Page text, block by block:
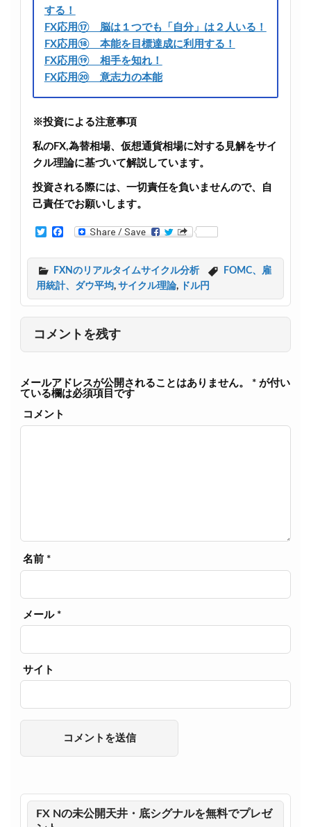
する！
FX応用⑰ 脳は１つでも「自分」は２人いる！
FX応用⑱ 本能を目標達成に利用する！
FX応用⑲ 相手を知れ！
FX応用⑳ 意志力の本能
※投資による注意事項
私のFX,為替相場、仮想通貨相場に対する見解をサイ
クル理論に基づいて解説しています。
投資される際には、一切責任を負いませんので、自
己責任でお願いします。
t
e
r
e
b
o
o
k
FXNのリアルタイムサイクル分析
FOMC、雇
用統計、ダウ平均, サイクル理論, ドル円
コメントを残す
メールアドレスが公開されることはありません。 *が付い
ている欄は必須項目です
コメント
名前 *
メール *
サイト
FX Nの未公開天井・底シグナルを無料でプレゼ